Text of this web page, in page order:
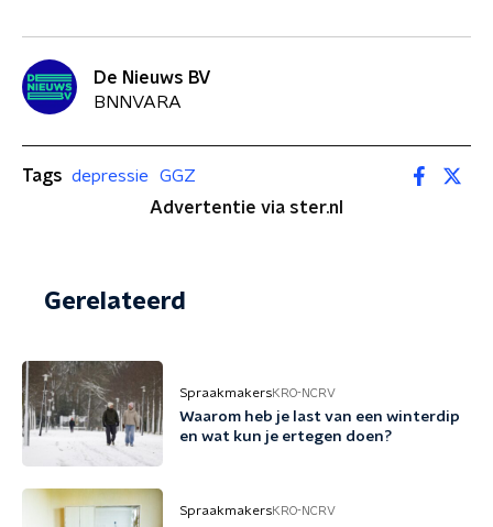
De Nieuws BV
BNNVARA
Tags depressie
GGZ
Advertentie via ster.nl
Gerelateerd
SpraakmakersKRO-NCRV
Waarom heb je last van een winterdip
en wat kun je ertegen doen?
SpraakmakersKRO-NCRV